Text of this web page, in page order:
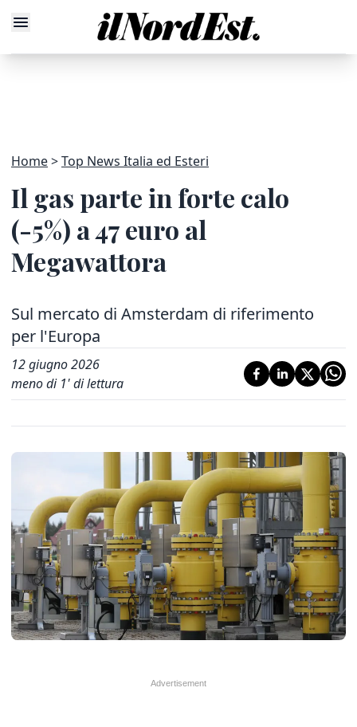
Home Top News Italia ed Esteri
Il gas parte in forte calo
(-5%) a 47 euro al
Megawattora
Sul mercato di Amsterdam di riferimento
per l'Europa
12 giugno 2026
meno di 1' di lettura